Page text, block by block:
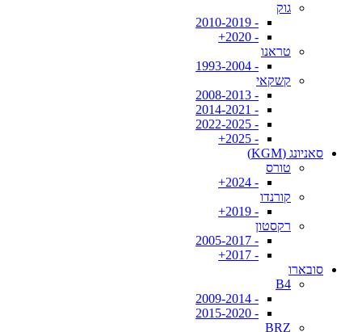
גוק
- 2010-2019
- 2020+
טראנו
- 1993-2004
קשקאי
- 2008-2013
- 2014-2021
- 2022-2025
- 2025+
סאניונג (KGM)
טורס
- 2024+
קורנדו
- 2019+
רקסטון
- 2005-2017
- 2017+
סובארו
B4
- 2009-2014
- 2015-2020
BRZ